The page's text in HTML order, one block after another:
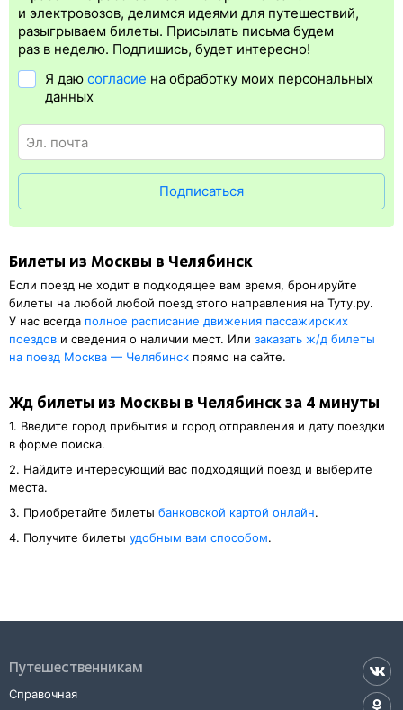
Электронная регистрацияпроизводитсясразупосле оплаты
билета.Электронная регистрация— это опция, которая
упрощает жизнь пассажиру. Её плюс в том, что не требуется
регистрация доступна почти для всех заказов,исключение
составляют поезда
в электронном ж/д билете. А в случае отсутствия электронной
регистрации еще и распечатка посадочного купона.
и электровозов, делимся идеями для путешествий,
разыгрываем билеты. Присылать письма будем
раз в неделю. Подпишись, будет интересно!
Я даю согласие на обработку моих персональных
данных
Подписаться
Билеты из Москвы в Челябинск
Если поезд не ходит в подходящее вам время, бронируйте
билеты на любой любой поезд этого направления на Туту.ру.
У нас всегда полное расписание движения пассажирских
поездов и сведения о наличии мест. Или заказать ж/д билеты
на поезд Москва — Челябинск прямо на сайте.
Жд билеты из Москвы в Челябинск за 4 минуты
1. Введите город прибытия и город отправления и дату поездки
в форме поиска.
2. Найдите интересующий вас подходящий поезд и выберите
места.
3. Приобретайте билеты банковской картой онлайн.
4. Получите билеты удобным вам способом.
Путешественникам
Справочная